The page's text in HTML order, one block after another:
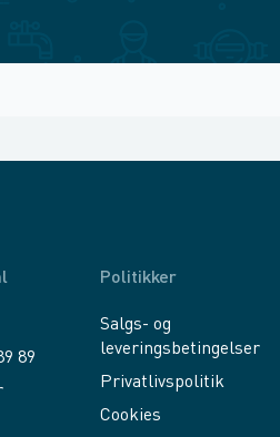
89
Politikker
Salgs- og
leveringsbetingelser
Privatlivspolitik
Cookies